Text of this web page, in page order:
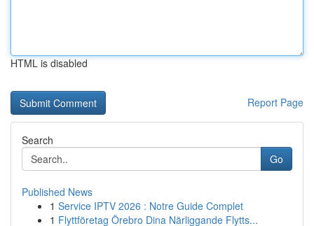
HTML is disabled
Report Page
Search
Go
Published News
1 Service IPTV 2026 : Notre Guide Complet
1 Flyttföretag Örebro Dina Närliggande Flytts...